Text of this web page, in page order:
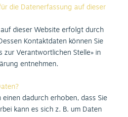
die Datenerfassung auf dieser
dieser Website erfolgt durch
Kontaktdaten können Sie
zur Verantwortlichen Stelle» in
entnehmen.
einen dadurch erhoben, dass Sie
kann es sich z. B. um Daten